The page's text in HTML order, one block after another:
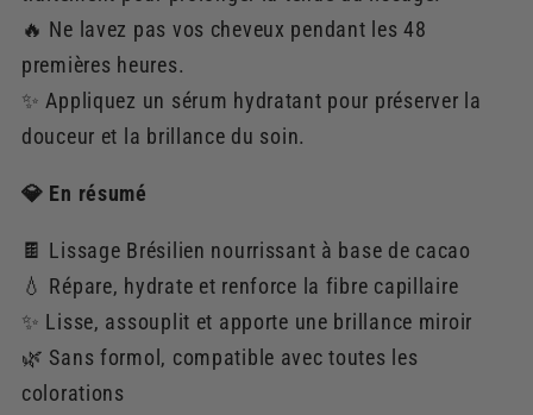
🔥 Ne lavez pas vos cheveux pendant les 48
premières heures.
✨ Appliquez un sérum hydratant pour préserver la
douceur et la brillance du soin.
💎 En résumé
🍫 Lissage Brésilien nourrissant à base de cacao
💧 Répare, hydrate et renforce la fibre capillaire
✨ Lisse, assouplit et apporte une brillance miroir
🌿 Sans formol, compatible avec toutes les
colorations